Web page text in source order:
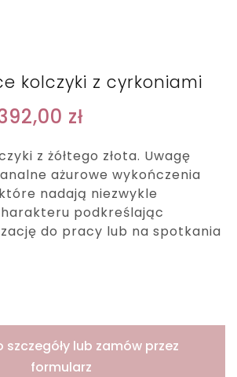
kolczyki z cyrkoniami
zł
z żółtego złota. Uwagę
ażurowe wykończenia
nadają niezwykle
podkreślając
do pracy lub na spotkania
szczegóły lub zamów przez
formularz